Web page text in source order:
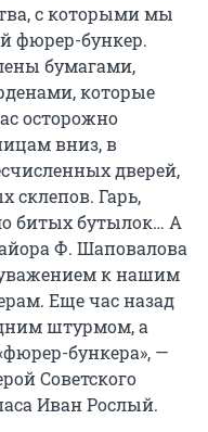
с которыми мы
фюрер-бункер.
бумагами,
которые
осторожно
вниз, в
дверей,
склепов. Гарь,
битых бутылок… А
Ф. Шаповалова
к нашим
Еще час назад
штурмом, а
бункера», —
Советского
Иван Рослый.